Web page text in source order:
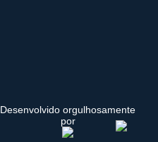
Desenvolvido orgulhosamente
por